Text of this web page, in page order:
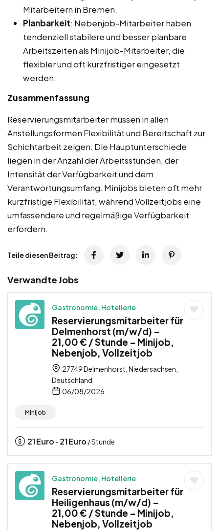
Mitarbeitern in Bremen.
Planbarkeit: Nebenjob-Mitarbeiter haben
tendenziell stabilere und besser planbare
Arbeitszeiten als Minijob-Mitarbeiter, die
flexibler und oft kurzfristiger eingesetzt
werden.
Zusammenfassung
Reservierungsmitarbeiter müssen in allen
Anstellungsformen Flexibilität und Bereitschaft zur
Schichtarbeit zeigen. Die Hauptunterschiede
liegen in der Anzahl der Arbeitsstunden, der
Intensität der Verfügbarkeit und dem
Verantwortungsumfang. Minijobs bieten oft mehr
kurzfristige Flexibilität, während Vollzeitjobs eine
umfassendere und regelmäßige Verfügbarkeit
erfordern.
Teile diesen Beitrag:
Verwandte Jobs
Gastronomie, Hotellerie
Reservierungsmitarbeiter für
Delmenhorst (m/w/d) –
21,00 € / Stunde – Minijob,
Nebenjob, Vollzeitjob
27749 Delmenhorst, Niedersachsen,
Deutschland
06/08/2026
Minijob
21Euro - 21Euro / Stunde
Gastronomie, Hotellerie
Reservierungsmitarbeiter für
Heiligenhaus (m/w/d) –
21,00 € / Stunde – Minijob,
Nebenjob, Vollzeitjob